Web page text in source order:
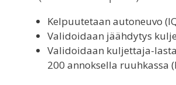
Kelpuutetaan autoneuvo
Validoidaan jäähdytys
Validoidaan kuljettaja-
200 annoksella ruuhkassa